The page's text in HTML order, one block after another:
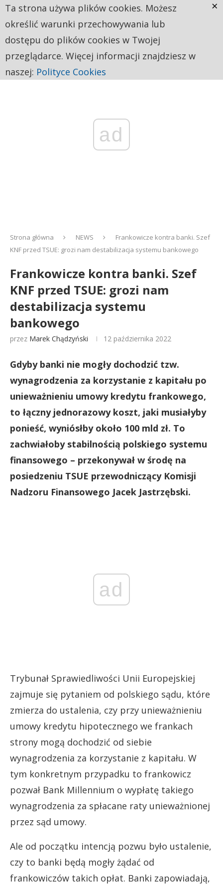
ad
Strona główna NEWS
Frankowicze kontra banki. Szef
KNF przed TSUE: grozi nam destabilizacja systemu bankowego
Frankowicze kontra banki. Szef
KNF przed TSUE: grozi nam
destabilizacja systemu
bankowego
przez Marek Chądzyński 12 października 2022
Gdyby banki nie mogły dochodzić tzw.
wynagrodzenia za korzystanie z kapitału po
unieważnieniu umowy kredytu frankowego,
to łączny jednorazowy koszt, jaki musiałyby
ponieść, wyniósłby około 100 mld zł. To
zachwiałoby stabilnością polskiego systemu
finansowego – przekonywał w środę na
posiedzeniu TSUE przewodniczący Komisji
Nadzoru Finansowego Jacek Jastrzębski.
ad
Trybunał Sprawiedliwości Unii Europejskiej
zajmuje się pytaniem od polskiego sądu, które
zmierza do ustalenia, czy przy unieważnieniu
umowy kredytu hipotecznego we frankach
strony mogą dochodzić od siebie
wynagrodzenia za korzystanie z kapitału. W
tym konkretnym przypadku to frankowicz
pozwał Bank Millennium o wypłatę takiego
wynagrodzenia za spłacane raty unieważnionej
przez sąd umowy.
Ale od początku intencją pozwu było ustalenie,
czy to banki będą mogły żądać od
frankowiczów takich opłat. Banki zapowiadają,
Ta strona używa plików cookies. Możesz
określić warunki przechowywania lub
dostępu do plików cookies w Twojej
przeglądarce. Więcej informacji znajdziesz w
naszej: Polityce Cookies
×